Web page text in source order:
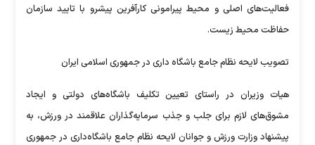
فعالیت‌های اصلی و محیط پیرامونی کارآفرین پیشرو با تایید سازمان
حفاظت محیط زیست.
تصویب لایحه نظام جامع باشگاه داری در جمهوری اسلامی ایران
هیات وزیران در راستای تعیین تکلیف باشگاه‌های دولتی و ایجاد
مشوق‌های لازم برای جلب و جذب سرمایه‌گذاران علاقمند در ورزش، به
پیشنهاد وزارت ورزش و جوانان لایحه نظام جامع باشگاه‌داری در جمهوری